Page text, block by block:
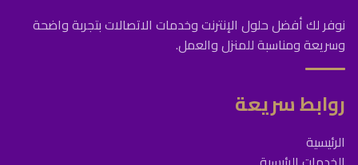
نوفر لك أفضل حلول الإنترنت وخدمات الاتصالات بتجربة واضحة
وسريعة ومناسبة للمنزل والعمل.
روابط سريعة
الرئيسية